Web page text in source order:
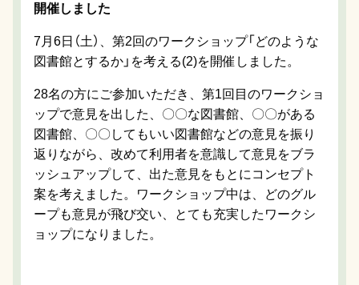
開催しました
7月6日（土）、第2回のワークショップ「どのような
図書館とするか」を考える(2)を開催しました。
28名の方にご参加いただき、第1回目のワークショ
ップで意見を出した、〇〇な図書館、〇〇がある
図書館、〇〇してもいい図書館などの意見を振り
返りながら、改めて利用者を意識して意見をブラ
ッシュアップして、出た意見をもとにコンセプト
案を考えました。ワークショップ中は、どのグル
ープも意見が飛び交い、とても充実したワークシ
ョップになりました。